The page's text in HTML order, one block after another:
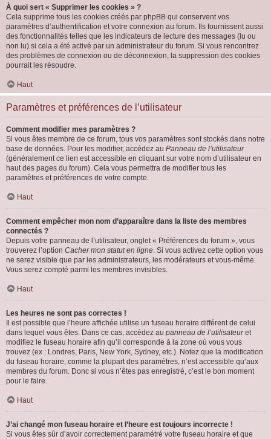
À quoi sert « Supprimer les cookies » ?
Cela supprime tous les cookies créés par phpBB qui conservent vos
paramètres d’authentification et votre connexion au forum. Ils fournissent aussi
des fonctionnalités telles que les indicateurs de lecture des messages (lu ou
non lu) si cela a été activé par un administrateur du forum. Si vous rencontrez
des problèmes de connexion ou de déconnexion, la suppression des cookies
pourrait les résoudre.
Haut
Paramètres et préférences de l’utilisateur
Comment modifier mes paramètres ?
Si vous êtes membre de ce forum, tous vos paramètres sont stockés dans notre
base de données. Pour les modifier, accédez au Panneau de l’utilisateur
(généralement ce lien est accessible en cliquant sur votre nom d’utilisateur en
haut des pages du forum). Cela vous permettra de modifier tous les
paramètres et préférences de votre compte.
Haut
Comment empêcher mon nom d’apparaître dans la liste des membres
connectés ?
Depuis votre panneau de l’utilisateur, onglet « Préférences du forum », vous
trouverez l’option Cacher mon statut en ligne. Si vous activez cette option vous
ne serez visible que par les administrateurs, les modérateurs et vous-même.
Vous serez compté parmi les membres invisibles.
Haut
Les heures ne sont pas correctes !
Il est possible que l’heure affichée utilise un fuseau horaire différent de celui
dans lequel vous êtes. Dans ce cas, accédez au panneau de l’utilisateuret
modifiez le fuseau horaire afin qu’il corresponde à la zone où vous vous
trouvez (ex : Londres, Paris, New York, Sydney, etc.). Notez que la modification
du fuseau horaire, comme la plupart des paramètres, n’est accessible qu’aux
membres du forum. Donc si vous n’êtes pas enregistré, c’est le bon moment
pour le faire.
Haut
J’ai changé mon fuseau horaire et l’heure est toujours incorrecte !
Si vous êtes sûr d’avoir correctement paramétré votre fuseau horaire et que